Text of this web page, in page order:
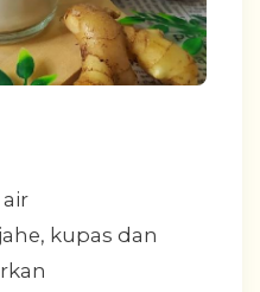
kupas dan